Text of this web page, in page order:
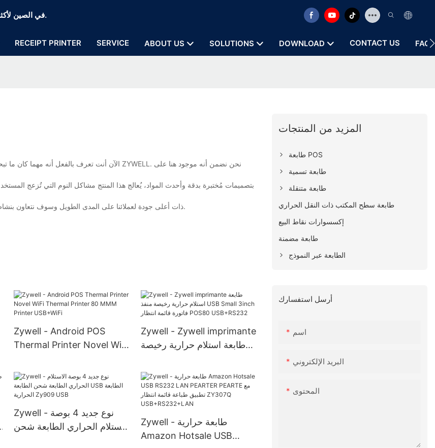
Zywell Thermal Printer and POS Printer Manufaction في الصين لأكثر من 20 عامًا.
RECEIPT PRINTER SERVICE ABOUT US SOLUTIONS DOWNLOAD CONTACT US FAQ
بتصميمات مُختبرة بدقة وأحدث المواد، يُعالج هذا المنتج مشاكل النوم التي تُزعج
ذات أعلى جودة لعملائنا على المدى الطويل وسوف نتعاون بنشاط مع عملائنا لتقديم حلول فعالة وفوائد من حيث التكلفة.
Zywell - Android POS
Thermal Printer Novel WiFi
Printer USB+WiFi
Zywell - Zywell imprimante
طابعة استلام حرارية رخيصة
قائمة انتظار POS80
USB+RS232
Zywell - نوع جديد 4 بوصة
الاستلام الحراري الطابعة شحن
Zywell - طابعة حرارية
Amazon Hotsale USB
المزيد من المنتجات
طابعة POS
طابعة تسمية
طابعة متنقلة
طابعة سطح المكتب ذات النقل الحراري
إكسسوارات نقاط البيع
طابعة مضمنة
الطابعة عبر النموذج
أرسل استفسارك
اسم
البريد الإلكتروني
المحتوى